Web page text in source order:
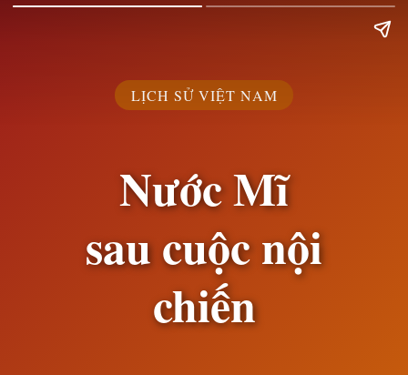
LỊCH SỬ VIỆT NAM
Nước Mĩ
sau cuộc nội
chiến